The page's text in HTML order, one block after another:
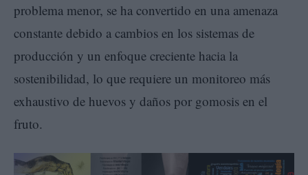
problema menor, se ha convertido en una amenaza
constante debido a cambios en los sistemas de
producción y un enfoque creciente hacia la
sostenibilidad, lo que requiere un monitoreo más
exhaustivo de huevos y daños por gomosis en el
fruto.